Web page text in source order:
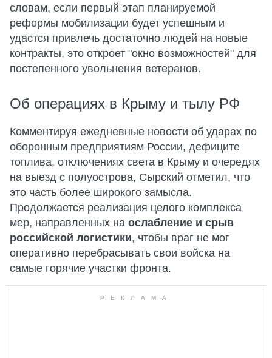
словам, если первый этап планируемой
реформы мобилизации будет успешным и
удастся привлечь достаточно людей на новые
контракты, это откроет "окно возможностей" для
постепенного увольнения ветеранов.
Об операциях в Крыму и тылу РФ
Комментируя ежедневные новости об ударах по
оборонным предприятиям России, дефиците
топлива, отключениях света в Крыму и очередях
на выезд с полуострова, Сырский отметил, что
это часть более широкого замысла.
Продолжается реализация целого комплекса
мер, направленных на ослабление и срыв
российской логистики, чтобы враг не мог
оперативно перебрасывать свои войска на
самые горячие участки фронта.